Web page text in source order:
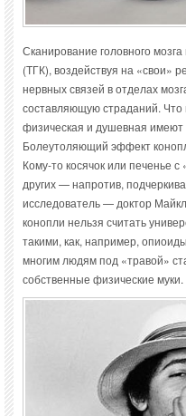
Сканирование головного
(ТГК), воздействуя на «свои»
нервных связей в отделах
составляющую страданий.
физическая и душевная имеют
Болеутоляющий эффект
Кому-то косячок или печенье
других — напротив,
исследователь — доктор
конопли нельзя считать
такими, как, например,
многим людям под «травой»
собственные физические муки.